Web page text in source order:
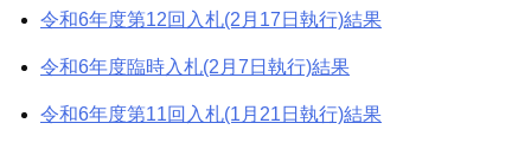
令和6年度第12回入札(2月17日執行)結果
令和6年度臨時入札(2月7日執行)結果
令和6年度第11回入札(1月21日執行)結果